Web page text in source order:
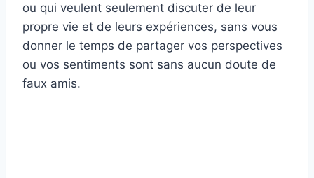
ou qui veulent seulement discuter de leur
propre vie et de leurs expériences, sans vous
donner le temps de partager vos perspectives
ou vos sentiments sont sans aucun doute de
faux amis.